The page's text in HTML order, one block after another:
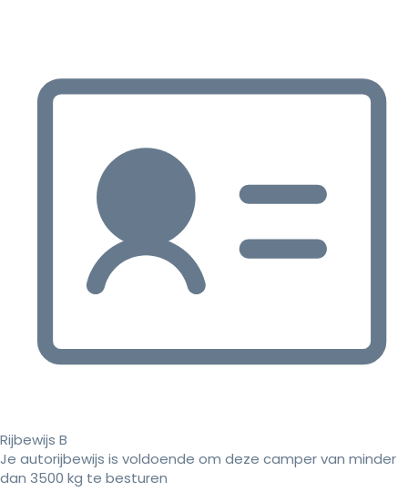
Rijbewijs B
Je autorijbewijs is voldoende om deze camper van minder
dan 3500 kg te besturen